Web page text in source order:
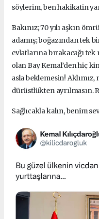
söylerim, ben hakikatin
Bakınız; 70 yılı aşkın
adamış; boğazından tek
evlatlarına bırakacağı
olan Bay Kemal’den hiç
asla beklemesin!
dürüstlükten ayrılmasın.
Sağlıcakla kalın, benim